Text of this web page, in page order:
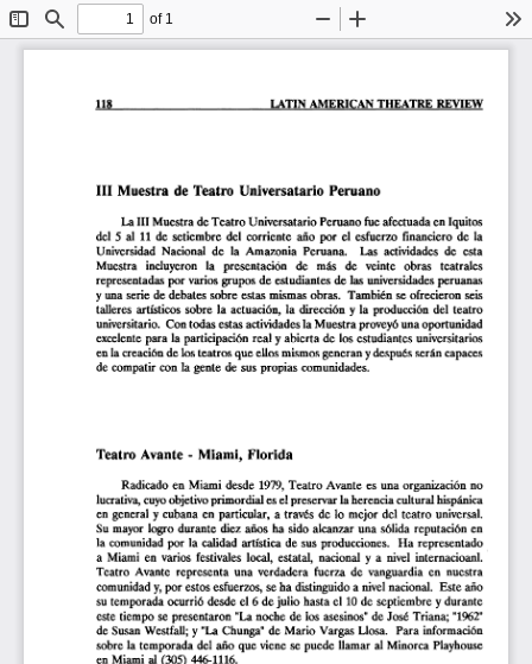
Toggle
Sidebar
Find
of 1
Zoom
Out
In
118 LATIN AMERICAN THEATRE REVIEW
III  Muestra  de  Teatro  Universatario  Peruano
La III Muestra de Teatro Universatario Peruano fue afectuada  en Iquitos
del  5  al  11 de  setiembre  del  corriente  año  por  el  esfuerzo  financiero  de  la
Universidad  Nacional  de  la  Amazonia  Peruana.    Las  actividades  de  esta
Muestra   incluyeron   la   presentación   de   más   de   veinte   obras   teatrales
representadas  por varios grupos de estudiantes de las universidades peruanas
y una serie de debates sobre estas mismas obras.  También  se ofrecieron  seis
talleres  artísticos  sobre  la  actuación,  la  dirección  y  la  producción  del  teatro
universitario.  Con todas estas actividades la Muestra proveyó una oportunidad
excelente para  la participación  real y abierta  de los estudiantes  universitarios
en la creación de los teatros que ellos mismos generan y después serán capaces
de compatir  con  la gente  de  sus propias  comunidades.
Teatro Avante  - Miami,  Florida
Radicado  en  Miami  desde  1979, Teatro  Avante  es  una  organización  no
lucrativa, cuyo objetivo primordial es el preservar la herencia cultural hispánica
en  general  y cubana  en  particular,  a  través  de  lo  mejor  del  teatro  universal.
Su  mayor  logro  durante  diez  años  ha  sido  alcanzar  una  sólida  reputación  en
la  comunidad  por  la  calidad  artística  de  sus producciones.   Ha  representado
a  Miami  en  varios  festivales  local,  estatal,  nacional  y  a  nivel  internacioanl.
Teatro  Avante  representa  una  verdadera  fuerza  de  vanguardia  en  nuestra
comunidad
  y,
por estos esfuerzos,  se ha distinguido a nivel nacional.  Este año
su temporada  ocurrió  desde  el 6 de julio  hasta  el  10 de  septiembre y durante
este tiempo  se presentaron  "La noche  de los  asesinos" de José Triana; "1962"
de Susan Westfall; y "La Chunga" de Mario  Vargas Llosa.  Para  información
sobre la temporada  del año que viene  se puede  llamar  al Minorca  Playhouse
en Miami  al  (305) 446-1116.